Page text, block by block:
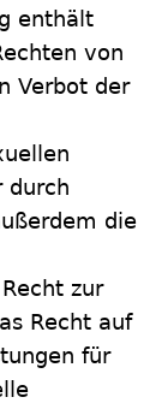
enthält
von
Verbot der
durch
die
zur
Recht auf
für